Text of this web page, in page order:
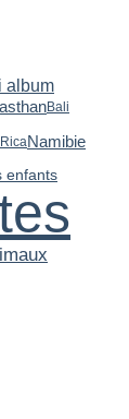
album
Bali
Namibie
enfants